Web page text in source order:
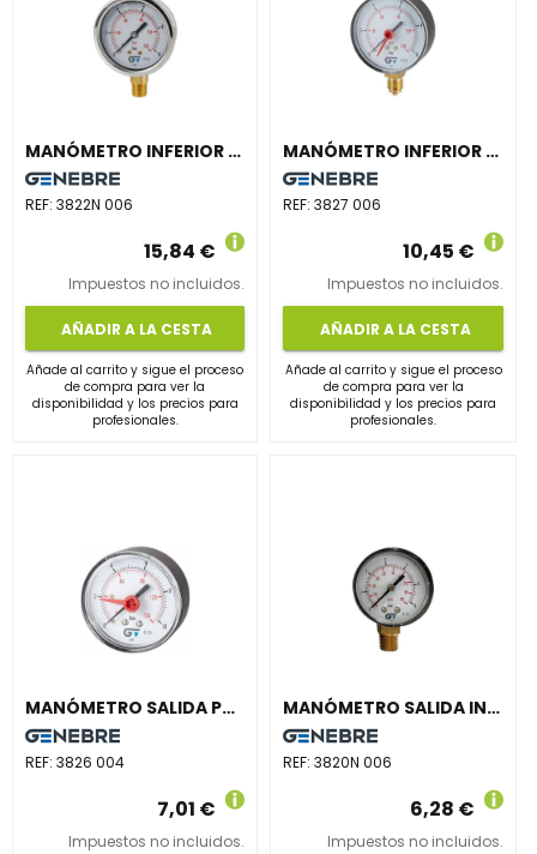
MANÓMETRO INFERIOR NPT DIÁMETRO 63 GLICERINA 0-6 INOXIDABLE
REF: 3822N 006
15,84 €
Impuestos no incluidos.
AÑADIR A LA CESTA
Añade al carrito y sigue el proceso
de compra para ver la
disponibilidad y los precios para
profesionales.
MANÓMETRO INFERIOR BSP DIÁMETRO 80 INDICADOR ROJO 0-6 INOXIDABLE
REF:3827 006
10,45 €
Impuestos no incluidos.
AÑADIR A LA CESTA
Añade al carrito y sigue el proceso
de compra para ver la
disponibilidad y los precios para
profesionales.
MANÓMETRO SALIDA POSTERIOR 0-4 DIÁMETRO 63 INDICADOR ROJO
REF: 3826 004
7,01 €
Impuestos no incluidos.
MANÓMETRO SALIDA INFERIOR NPT DIÁMETRO 53 0-6 M-1/4"
REF:3820N 006
6,28 €
Impuestos no incluidos.